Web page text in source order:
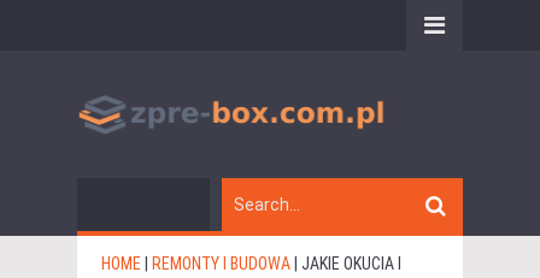
HOME REMONTY I BUDOWA JAKIE OKUCIA I